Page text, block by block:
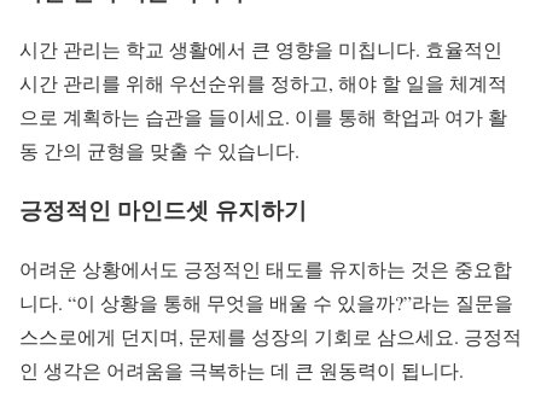
시간 관리는 학교 생활에서 큰 영향을 미칩니다. 효율적인
시간 관리를 위해 우선순위를 정하고, 해야 할 일을 체계적
으로 계획하는 습관을 들이세요. 이를 통해 학업과 여가 활
동 간의 균형을 맞출 수 있습니다.
긍정적인 마인드셋 유지하기
어려운 상황에서도 긍정적인 태도를 유지하는 것은 중요합
니다. “이 상황을 통해 무엇을 배울 수 있을까?”라는 질문을
스스로에게 던지며, 문제를 성장의 기회로 삼으세요. 긍정적
인 생각은 어려움을 극복하는 데 큰 원동력이 됩니다.